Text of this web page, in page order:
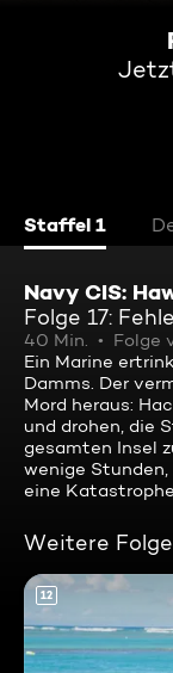
Staffel 1
Navy CIS:
Folge 17:
40 Min. Folge
Ein Marine
Damms. Der
Mord heraus:
und drohen, die
gesamten Insel
wenige
eine
Weitere
12